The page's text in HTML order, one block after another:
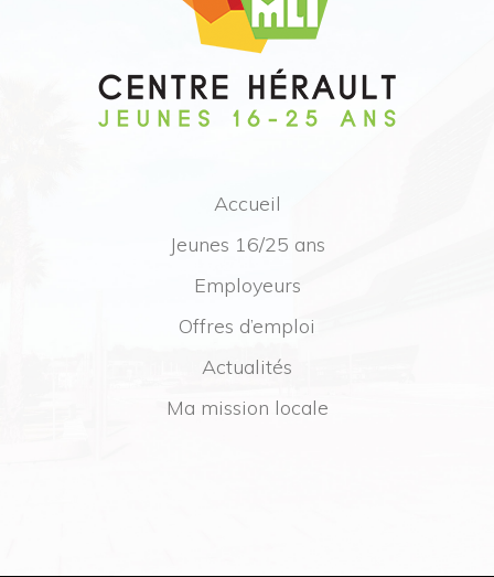
Accueil
Jeunes 16/25 ans
Employeurs
Offres d’emploi
Actualités
Ma mission locale